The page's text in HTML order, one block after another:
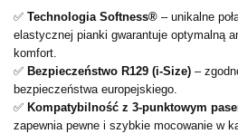
✅ Technologia Softness® – unikalne
elastycznej pianki gwarantuje optymalną
komfort.
✅ Bezpieczeństwo R129 (i-Size) –
bezpieczeństwa europejskiego.
✅ Kompatybilność z 3-punktowym
zapewnia pewne i szybkie mocowanie w